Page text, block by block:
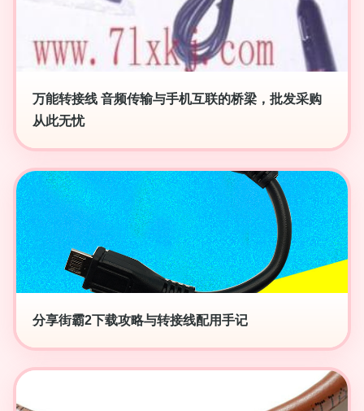
万能转接线 音频传输与手机互联的桥梁，批发采购
从此无忧
分享街霸2下载攻略与转接线配用手记